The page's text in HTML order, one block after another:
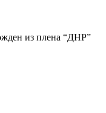
из плена “ДНР”